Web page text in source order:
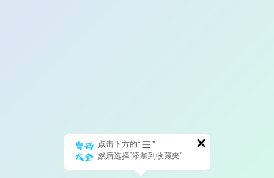
点击下方的“
”
然后选择“添加到收藏夹”